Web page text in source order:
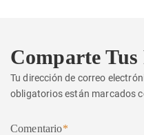
Comparte Tus
Tu dirección de correo
obligatorios están marcados
Comentario*